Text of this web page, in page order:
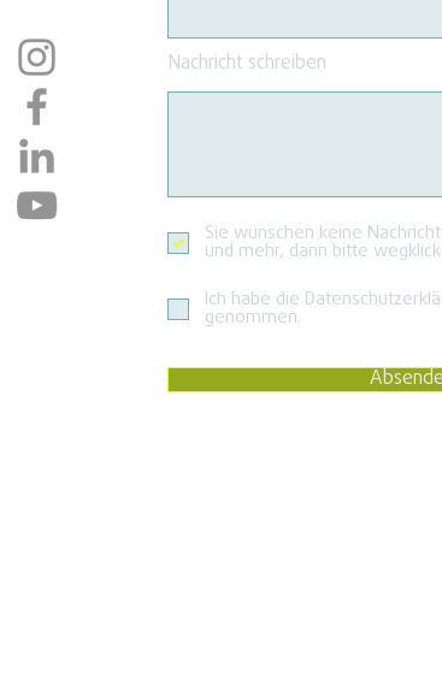
Nachricht schreiben
Sie wünschen keine
und mehr, dann bitte
Ich habe die
genommen.